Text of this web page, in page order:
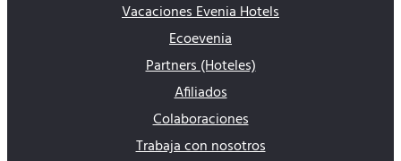
Vacaciones Evenia Hotels
Ecoevenia
Partners (Hoteles)
Afiliados
Colaboraciones
Trabaja con nosotros